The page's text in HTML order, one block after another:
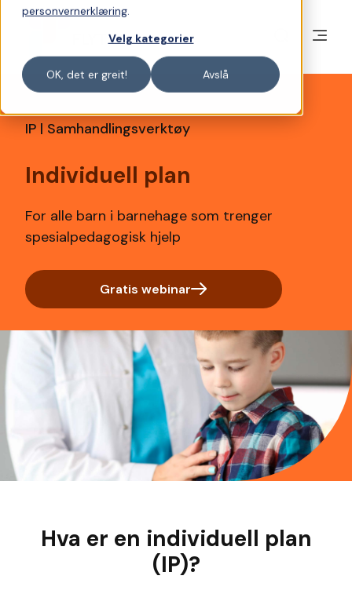
personvernerklæring.
Velg kategorier
OK, det er greit! Avslå
IP | Samhandlingsverktøy
Individuell plan
For alle barn i barnehage som trenger
spesialpedagogisk hjelp
Gratis webinar
Hva er en individuell plan
(IP)?